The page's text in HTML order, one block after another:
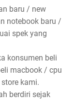
baru / new
notebook baru /
spek yang
konsumen beli
macbook / cpu
kami.
berdiri sejak